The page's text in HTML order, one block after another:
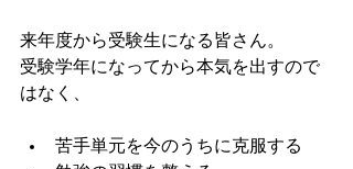
来年度から受験生になる皆さん。
受験学年になってから本気を出すので
はなく、
苦手単元を今のうちに克服する